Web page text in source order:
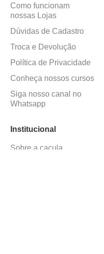
Como funcionam
nossas Lojas
Dúvidas de Cadastro
Troca e Devolução
Política de Privacidade
Conheça nossos cursos
Siga nosso canal no
Whatsapp
Institucional
Sobre a caçula